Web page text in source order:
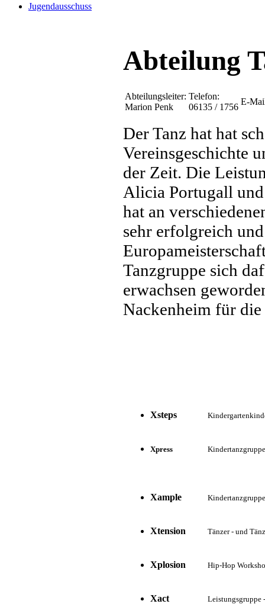
Jugendausschuss
Abteilung
Abteilungsleiter:
Marion Penk
Telefon:
06135 / 1756
E-
Der Tanz hat hat
Vereinsgeschichte
der Zeit. Die
Alicia Portugall
hat an
sehr erfolgreich
Tanzgruppe sich
erwachsen
Nackenheim für
Xsteps
Xpress
Xample
Xtension Tänzer - und
Xplosion Hip-Hop
Xact